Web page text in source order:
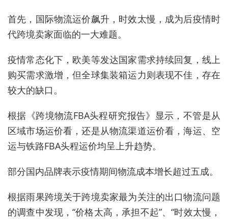
首先，国际物流运价飙升，时效太慢，成为后疫情时
代跨境卖家面临的一大难题。
疫情常态化下，欧美等发达国家需求持续回复，线上
购买需求激增，但全球集装箱运力则表现不佳，存在
较大的缺口。
根据《跨境物流FBA头程研究报告》显示，不管是从
区域市场运价看，还是从物流渠道运价看，海运、空
运与铁路FBA头程运价均呈上升趋势。
部分国内品牌表示疫情期间物流成本增长超过五成。
根据雨果跨境关于跨境卖家最为关注的出口物流问题
的调查中发现，“价格太高，承担不起”、“时效太慢，